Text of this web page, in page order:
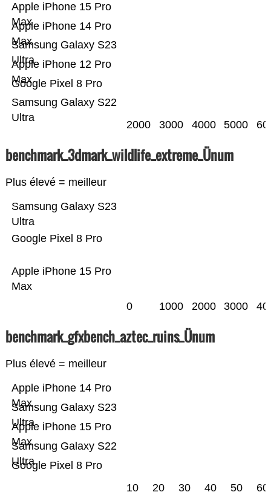
Samsung Galaxy S22
Ultra
Google Pixel 8 Pro
Apple iPhone 12 Pro
Max
Samsung Galaxy S23
Ultra
Apple iPhone 14 Pro
Max
Apple iPhone 15 Pro
Max
2000 3000 4000 5000
benchmark_3dmark_wildlife_extreme_Ünum
Plus élevé = meilleur
Apple iPhone 15 Pro
Max
Google Pixel 8 Pro
Samsung Galaxy S23
Ultra
0 1000 2000 3000
benchmark_gfxbench_aztec_ruins_Ünum
Plus élevé = meilleur
Google Pixel 8 Pro
Samsung Galaxy S22
Ultra
Apple iPhone 15 Pro
Max
Samsung Galaxy S23
Ultra
Apple iPhone 14 Pro
Max
10 20 30 40 50 60